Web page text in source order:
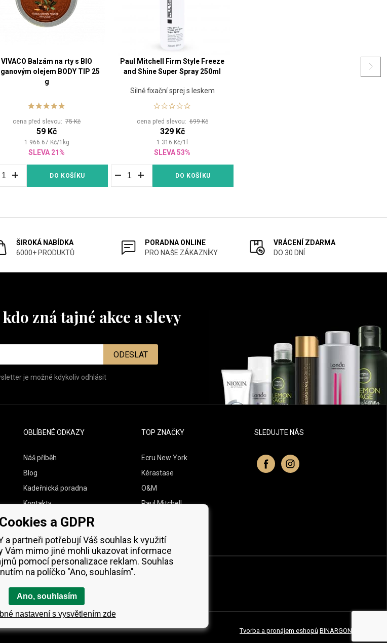
VIVACO Balzám na rty s BIO
olejem BODY TIP 25
g
cena před slevou: 75 Kč
59 Kč
1 966.67 Kč/1 kg
SLEVA 21%
DO KOŠÍKU
Paul Mitchell Firm Style Freeze
and Shine Super Spray 250ml
Silně fixační sprej s leskem
cena před slevou:699 Kč
329 Kč
1 316 Kč/1
SLEVA 53%
DO KOŠÍKU
ŠIROKÁ NABÍDKA
6000+ PRODUKTŮ
PORADNA ONLINE
PRO NAŠE ZÁKAZNÍKY
VRÁCENÍ ZDARMA
DO 30 DNÍ
zná tajné akce a slevy
ODESLAT
je možné kdykoliv odhlásit
OBLÍBENÉ ODKAZY
Náš příběh
Blog
Kadeřnická poradna
Kontakty
Vzorky zdarma
TOP ZNAČKY
Ecru New York
Kérastase
O&M
Paul Mitchell
SLEDUJTE NÁS
Tvorba a pronájem eshopů BINARGON.cz
Cookies a GDPR
a partneři potřebují Váš souhlas k využití
Vám mimo jiné mohli ukazovat informace
pomocí personalizace reklam. Souhlas
na políčko "Ano, souhlasím".
Ano, souhlasím
nastavení s vysvětlením zde